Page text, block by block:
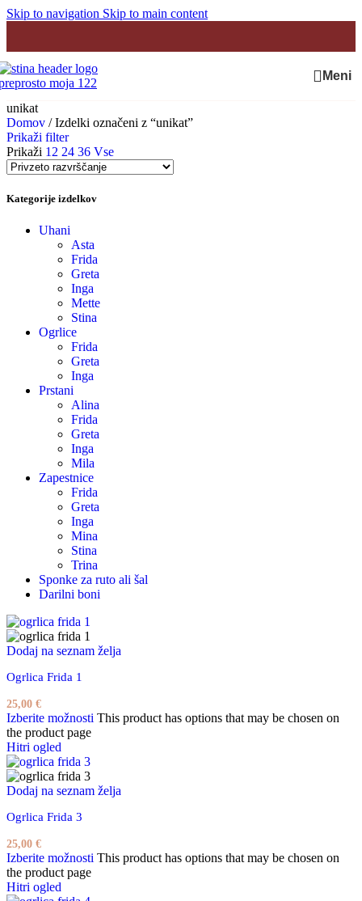
Skip to navigation Skip to main content
Meni
unikat
Domov / Izdelki označeni z “unikat”
Prikaži filter
Prikaži 12 24 36 Vse
Kategorije izdelkov
Uhani
Asta
Frida
Greta
Inga
Mette
Stina
Ogrlice
Frida
Greta
Inga
Prstani
Alina
Frida
Greta
Inga
Mila
Zapestnice
Frida
Greta
Inga
Mina
Stina
Trina
Sponke za ruto ali šal
Darilni boni
Dodaj na seznam želja
Ogrlica Frida 1
25,00 €
Izberite možnosti This product has options that may be chosen on
the product page
Hitri ogled
Dodaj na seznam želja
Ogrlica Frida 3
25,00 €
Izberite možnosti This product has options that may be chosen on
the product page
Hitri ogled